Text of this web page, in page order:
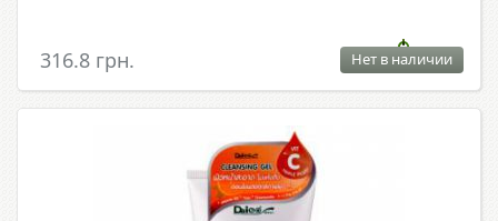
316.8 грн. Нет в наличии